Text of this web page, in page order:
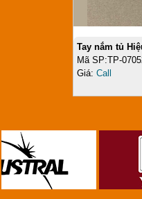
Tay nắm tủ
Mã SP:TP-
Giá:Call